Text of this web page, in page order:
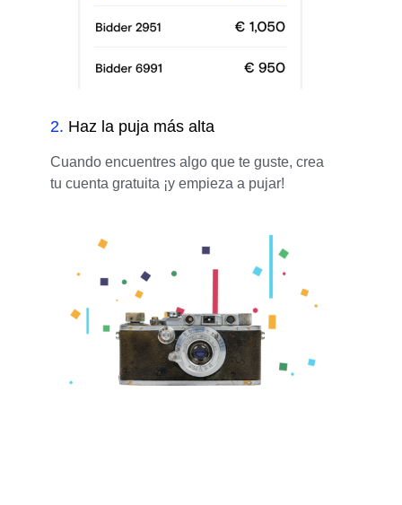
2. Haz la puja más alta
Cuando encuentres algo que te guste, crea
tu cuenta gratuita ¡y empieza a pujar!